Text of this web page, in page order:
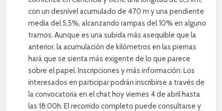
con un desnivel acumulado de 470 m y una pendiente
media del 5,5%, alcanzando rampas del 10% en algunos
tramos. Aunque es una subida más asequible que la
anterior, la acumulación de kilómetros en las piernas
hará que se sienta más exigente de lo que parece
sobre el papel. Inscripciones y más información: Los
interesados en participar podrán inscribirse a través de
la convocatoria en el chat hoy viernes 4 de abril hasta
las 18:00h. El recorrido completo puede consultarse y